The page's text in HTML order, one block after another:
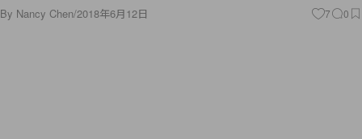
By Nancy Chen/2018年6月12日 7 0